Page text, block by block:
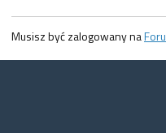
Musisz być zalogowany na